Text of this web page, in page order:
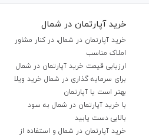
خرید آپارتمان در شمال
خرید آپارتمان در شمال، در کنار مشاور
املاک مناسب
ارزیابی قیمت خرید آپارتمان در شمال
برای سرمایه گذاری در شمال خرید ویلا
بهتر است یا آپارتمان
با خرید آپارتمان در شمال به سود
بالایی دست یابید
خرید آپارتمان در شمال و استفاده از